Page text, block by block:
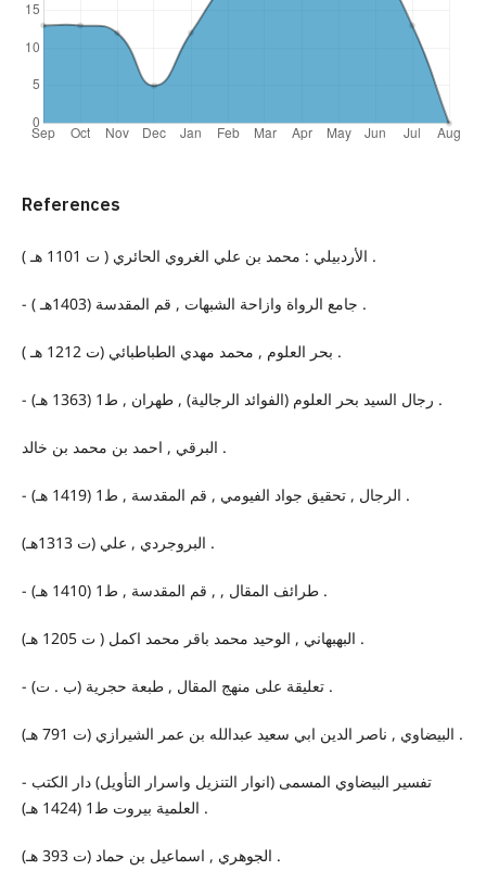
References
الأردبيلي : محمد بن علي الغروي الحائري ( ت 1101 هـ ) .
- جامع الرواة وازاحة الشبهات , قم المقدسة (1403هـ ) .
بحر العلوم , محمد مهدي الطباطبائي (ت 1212 هـ ) .
- رجال السيد بحر العلوم (الفوائد الرجالية) , طهران , ط1 (1363 هـ) .
البرقي , احمد بن محمد بن خالد .
- الرجال , تحقيق جواد الفيومي , قم المقدسة , ط1 (1419 هـ) .
البروجردي , علي (ت 1313هـ) .
- طرائف المقال , , قم المقدسة , ط1 (1410 هـ) .
البهبهاني , الوحيد محمد باقر محمد اكمل ( ت 1205 هـ) .
- تعليقة على منهج المقال , طبعة حجرية (ب . ت) .
البيضاوي , ناصر الدين ابي سعيد عبدالله بن عمر الشيرازي (ت 791 هـ) .
- تفسير البيضاوي المسمى (انوار التنزيل واسرار التأويل) دار الكتب
العلمية بيروت ط1 (1424 هـ) .
الجوهري , اسماعيل بن حماد (ت 393 هـ) .